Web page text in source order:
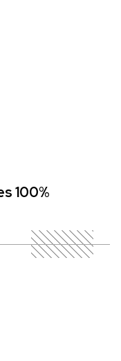
100%